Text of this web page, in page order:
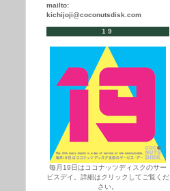
mailto:
kichijoji@coconutsdisk.com
19
毎月19日はココナッツディスクのサー
ビスデイ。詳細はクリックしてご覧くだ
さい。